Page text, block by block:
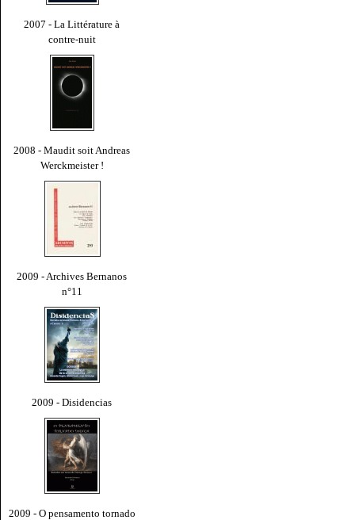
2007 - La Littérature à
contre-nuit
2008 - Maudit soit Andreas
Werckmeister !
2009 - Archives Bernanos
n°11
2009 - Disidencias
2009 - O pensamento tornado